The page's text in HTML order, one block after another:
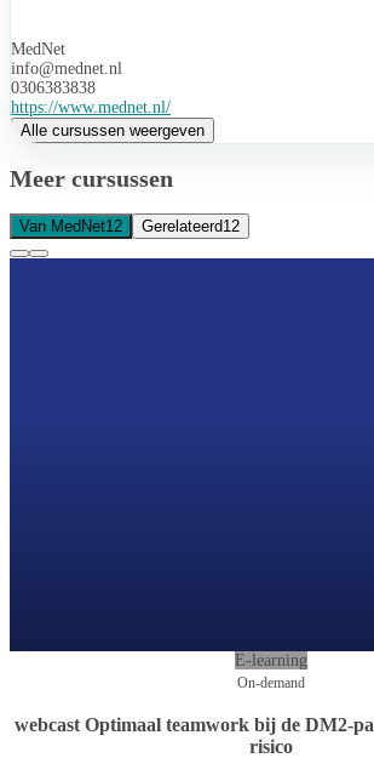
MedNet
info@mednet.nl
0306383838
https://www.mednet.nl/
Alle cursussen weergeven
Meer cursussen
Van MedNet12 Gerelateerd12
E-learning
On-demand
webcast Optimaal teamwork bij de DM2-
risico